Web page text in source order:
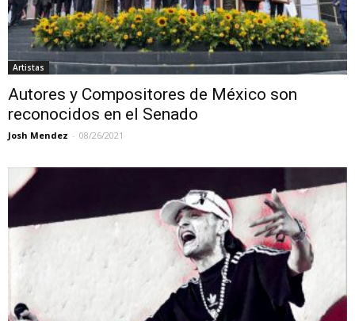
Artistas
Autores y Compositores de México son
reconocidos en el Senado
Josh Mendez - 08/26/2021